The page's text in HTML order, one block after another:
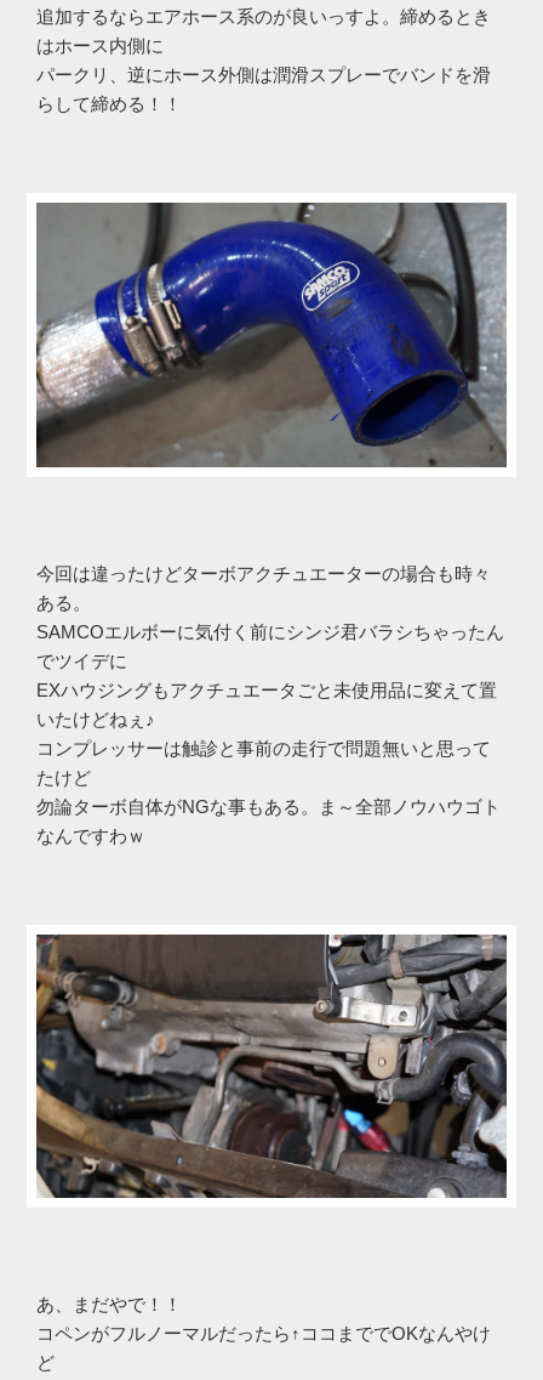
追加するならエアホース系のが良いっすよ。締めるとき
はホース内側に
パークリ、逆にホース外側は潤滑スプレーでバンドを滑
らして締める！！
今回は違ったけどターボアクチュエーターの場合も時々
ある。
SAMCOエルボーに気付く前にシンジ君バラシちゃったん
でツイデに
EXハウジングもアクチュエータごと未使用品に変えて置
いたけどねぇ♪
コンプレッサーは触診と事前の走行で問題無いと思って
たけど
勿論ターボ自体がNGな事もある。ま～全部ノウハウゴト
なんですわｗ
あ、まだやで！！
コペンがフルノーマルだったら↑ココまででOKなんやけ
ど